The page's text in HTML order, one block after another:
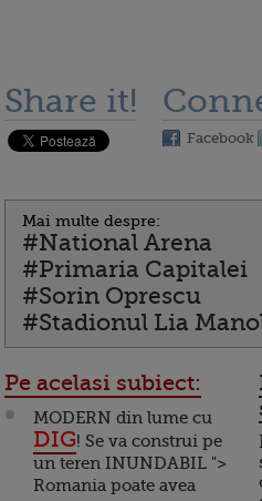
Share it!
Facebook
Mai multe despre:
#National Arena
#Primaria Capitalei
#Sorin Oprescu
#Stadionul Lia
Pe acelasi subiect:
MODERN din lume cu
DIG! Se va construi pe
un teren INUNDABIL ">
Romania poate avea